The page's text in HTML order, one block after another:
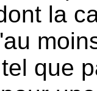
la
que